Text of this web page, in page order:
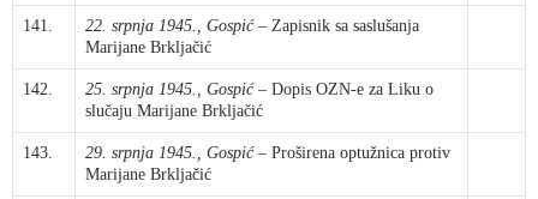
141. 22. srpnja 1945., Gospić – Zapisnik sa saslušanja
Marijane Brkljačić
142. 25. srpnja 1945., Gospić – Dopis OZN-e za Liku o
slučaju Marijane Brkljačić
143. 29. srpnja 1945., Gospić – Proširena optužnica protiv
Marijane Brkljačić